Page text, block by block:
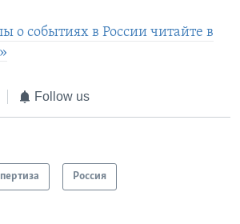
о событиях в России читайте в
Follow us
Россия